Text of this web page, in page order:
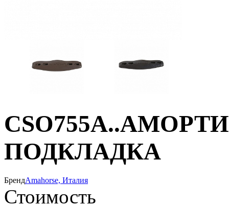
ПОДКЛАДКА
БрендAmahorse, Италия
Стоимость